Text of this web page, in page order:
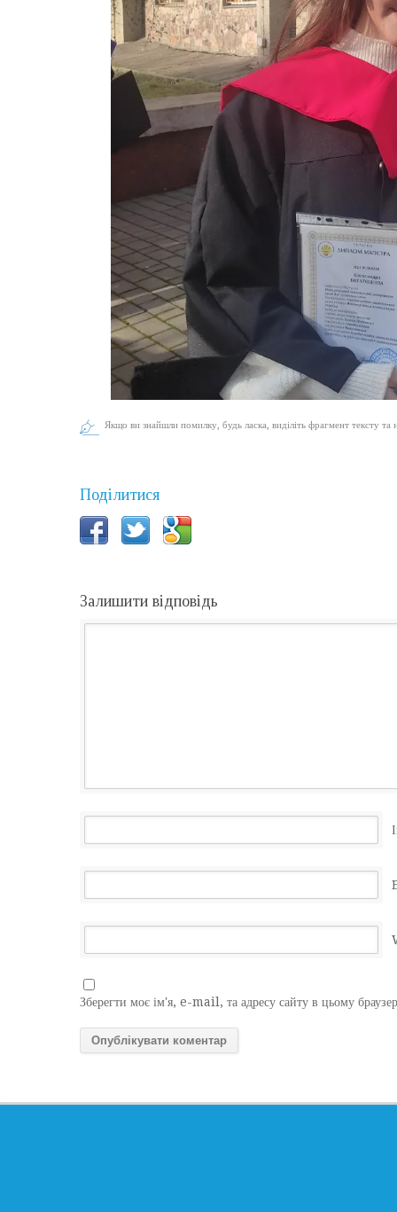
Якщо ви знайшли помилку, будь ласка, виділіть фрагмент тексту та
Поділитися
Залишити відповідь
Зберегти моє ім'я, e-mail, та адресу сайту в цьому